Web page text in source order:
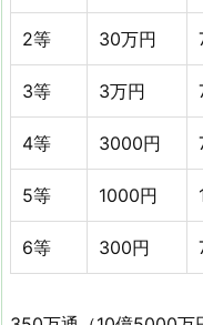
2等 30万円
3等 3万円
4等 3000円
5等 1000円
6等 300円